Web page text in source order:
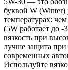
5W-30 — это
буквой W (Winter)
температурах:
(5W работает до
вязкость при
лучше защита при
современных
Используйте